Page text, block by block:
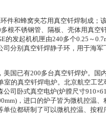
件和蜂窝夹芯用真空钎焊制成；
根不锈钢管、隔板、壳体用真空
的发起机机匣由240多个0.25～
分别真空钎焊静子环，用于海
国已有200多台真空钎焊炉。国
的真空钎焊电炉。北京航空工
司卧式真空电炉(炉膛尺寸
，进口的炉子皆为微机控温
位都研制了可以微机控温、按程